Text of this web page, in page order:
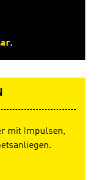
.
mit Impulsen,